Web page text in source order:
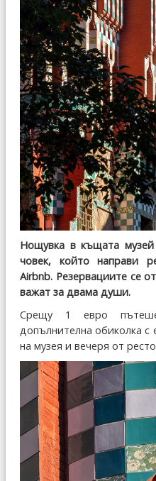
Нощувка в къщата
човек, който направи
Airbnb. Резервациите се
важат за двама души.
Срещу 1 евро
допълнителна обиколка с
на музея и вечеря от